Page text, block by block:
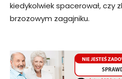
kiedykolwiek spacerował, czy
brzozowym zagajniku.